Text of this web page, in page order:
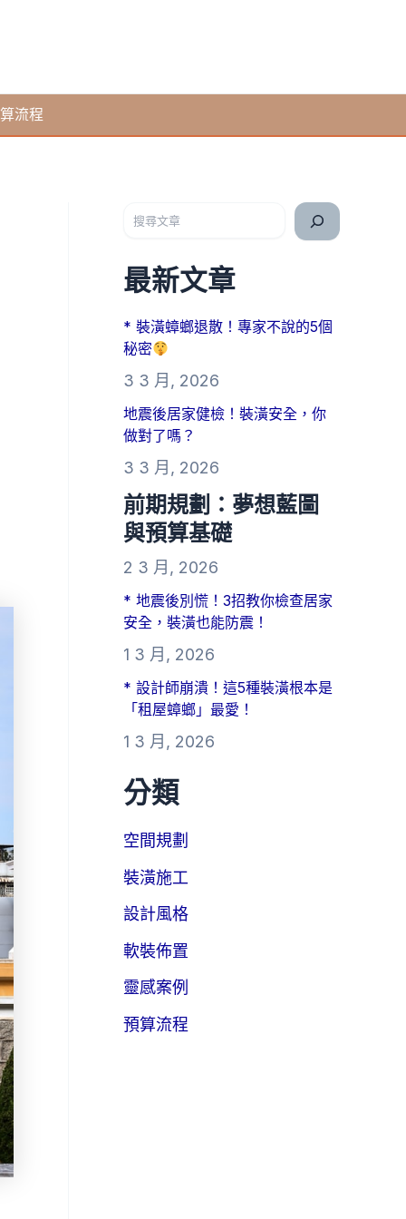
流程
最新文章
* 裝潢蟑螂退散！專家不說的5個
秘密
3 3 月, 2026
地震後居家健檢！裝潢安全，你
做對了嗎？
3 3 月, 2026
前期規劃：夢想藍圖
與預算基礎
2 3 月, 2026
* 地震後別慌！3招教你檢查居家
安全，裝潢也能防震！
1 3 月, 2026
* 設計師崩潰！這5種裝潢根本是
「租屋蟑螂」最愛！
1 3 月, 2026
分類
空間規劃
裝潢施工
設計風格
軟裝佈置
靈感案例
預算流程